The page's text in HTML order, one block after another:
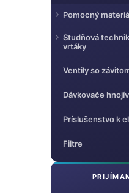
Pomocný
Studňová
vrtáky
Ventily so
Dávkovače
Príslušenstvo k
Filtre